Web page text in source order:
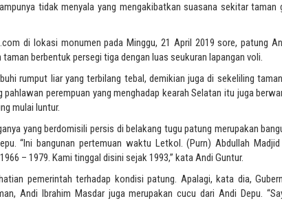
tidak menyala yang mengakibatkan suasana sekitar taman
di lokasi monumen pada Minggu, 21 April 2019 sore, patung
berbentuk persegi tiga dengan luas seukuran lapangan voli.
rumput liar yang terbilang tebal, demikian juga di sekeliling
pahlawan perempuan yang menghadap kearah Selatan itu juga
mulai luntur.
yang berdomisili persis di belakang tugu patung merupakan
“Ini bangunan pertemuan waktu Letkol. (Purn) Abdullah
– 1979. Kami tinggal disini sejak 1993,” kata Andi Guntur.
pemerintah terhadap kondisi patung. Apalagi, kata dia,
Andi Ibrahim Masdar juga merupakan cucu dari Andi Depu.